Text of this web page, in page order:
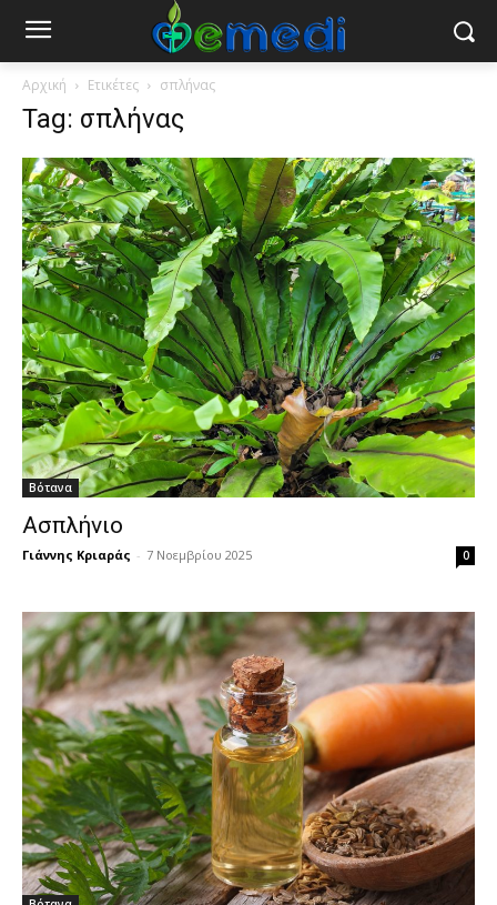
Αρχική Ετικέτες σπλήνας
Tag: σπλήνας
Βότανα
Ασπλήνιο
Γιάννης Κριαράς - 7 Νοεμβρίου 2025 0